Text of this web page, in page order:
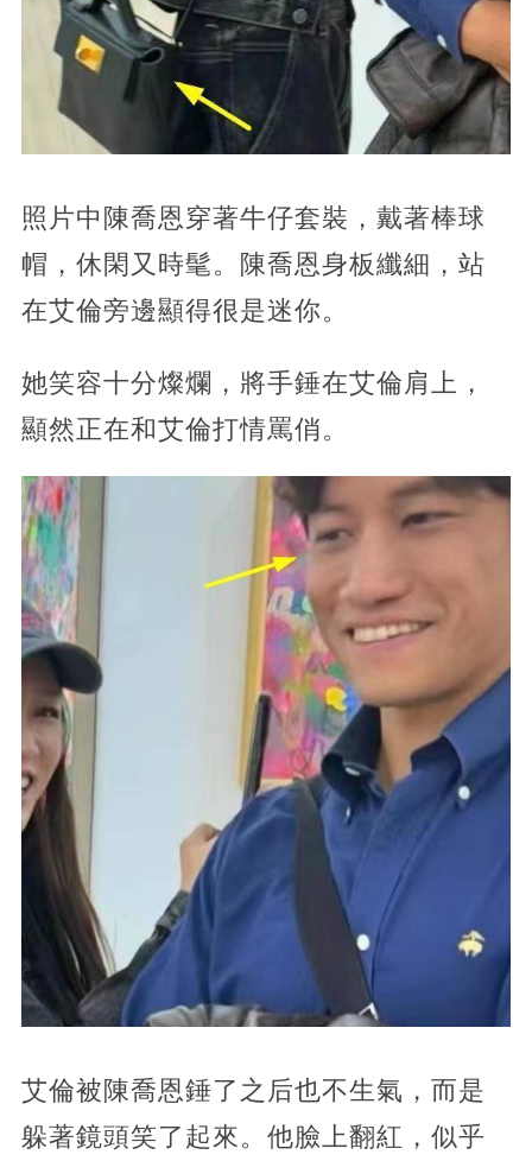
照片中陳喬恩穿著牛仔套裝，戴著棒球
帽，休閑又時髦。陳喬恩身板纖細，站
在艾倫旁邊顯得很是迷你。
她笑容十分燦爛，將手錘在艾倫肩上，
顯然正在和艾倫打情罵俏。
艾倫被陳喬恩錘了之后也不生氣，而是
躲著鏡頭笑了起來。他臉上翻紅，似乎